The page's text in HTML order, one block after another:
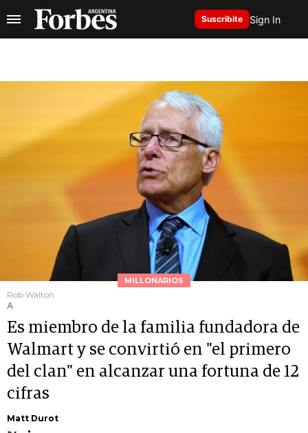
Suscribite Sign In
MILLONARIOS
Rob Walton
A
Es miembro de la familia fundadora de
Walmart y se convirtió en "el primero
del clan" en alcanzar una fortuna de 12
cifras
Matt Durot